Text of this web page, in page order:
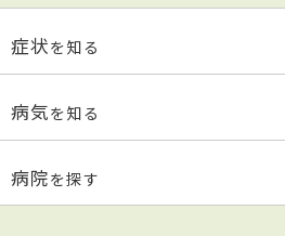
症状を知る
病気を知る
病院を探す